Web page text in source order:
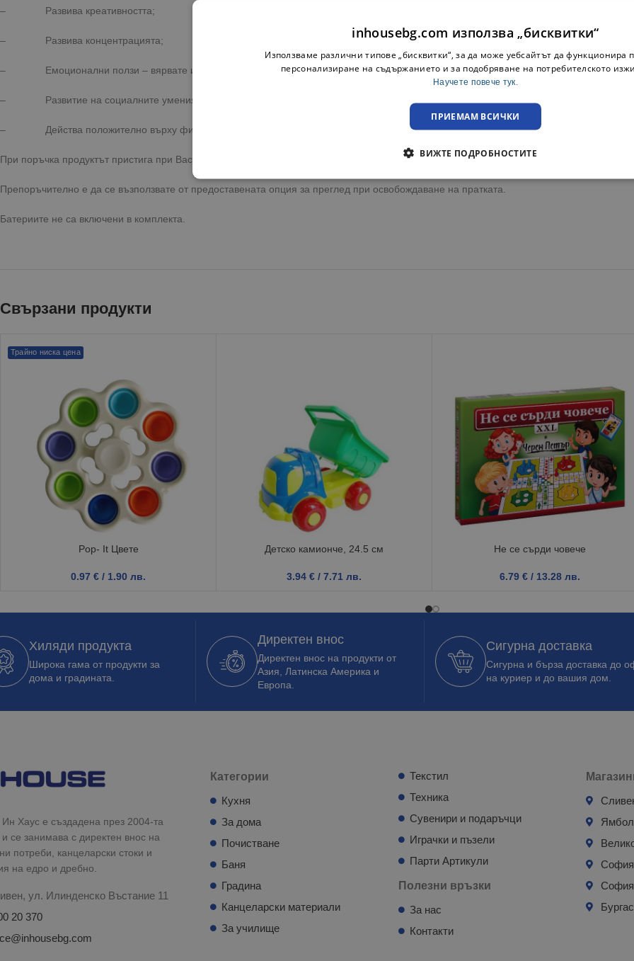
– Развива креативността;
– Развива концентрацията;
– Емоционални ползи – вярвате или не, децата също са подложени на стрес. Играта с пианото може да им подейства като
– Развитие на социалните умения – когато 2 деца употребяват играчката те упражняват своите социални възможности като се
– Действа положително върху фините моторни умения и раздвижва мускулите на китките и ръцете.
При поръчка продуктът пристига при Вас с бърза и сигурна доставка до адрес или офис на куриерска фирма с опция преглед.
Препоръчително е да се възползвате от предоставената опция за преглед при освобождаване на пратката.
Батериите не са включени в комплекта.
Свързани продукти
Трайно ниска цена
Pop- It Цвете
0.97 € / 1.90 лв.
Детско камионче, 24.5 см
3.94 € / 7.71 лв.
Не се сърди човече
6.79 € / 13.28 лв.
Хиляди продукта
Широка гама от продукти за
дома и градината.
Директен внос
Директен внос на продукти от
Азия, Латинска Америка и
Европа.
Сигурна доставка
Сигурна и бърза доставка до
на куриер и до вашия дом.
Хаус е създадена през 2004-та
и се занимава с директен внос на
потреби, канцеларски стоки и
на едро и дребно.
ул. Илинденско Въстание 11
20 370
Категории
Кухня
За дома
Почистване
Баня
Градина
Канцеларски материали
За училище
Текстил
Техника
Сувенири и подаръчци
Играчки и пъзели
Парти Артикули
Полезни връзки
За нас
Контакти
Ямбол
София
Бургас
inhousebg.com използва „бисквитки“
Използваме различни типове „бисквитки“, за да може уебсайтът да функционира
персонализиране на съдържанието и за подобряване на потребителското
Научете повече тук.
ПРИЕМАМ ВСИЧКИ
ВИЖТЕ ПОДРОБНОСТИТЕ